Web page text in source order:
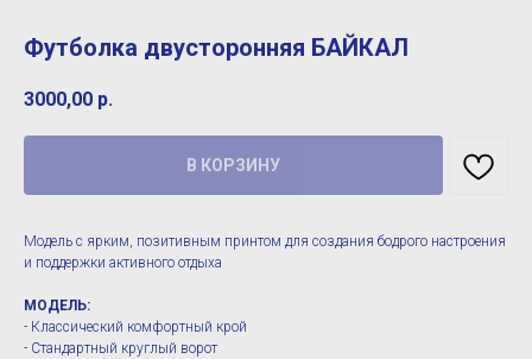
Футболка двусторонняя БАЙКАЛ
3000,00 р.
В КОРЗИНУ
Модель с ярким, позитивным принтом для создания бодрого настроения
и поддержки активного отдыха
МОДЕЛЬ:
- Классический комфортный крой
- Стандартный круглый ворот